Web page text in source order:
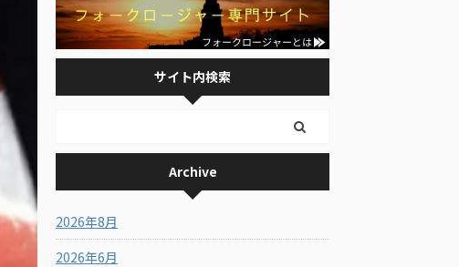
サイト内検索
Archive
2026年8月
2026年6月